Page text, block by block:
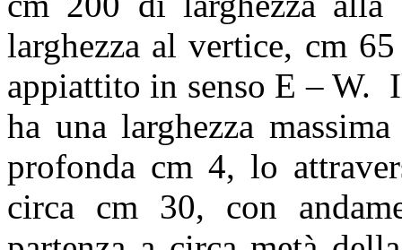
larghezza al vertice, cm
appiattito in senso E – W.
ha una larghezza
profonda cm 4, lo
circa cm 30, con